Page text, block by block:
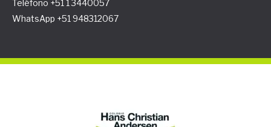
Teléfono +51 1 3440057
WhatsApp +51 948312067